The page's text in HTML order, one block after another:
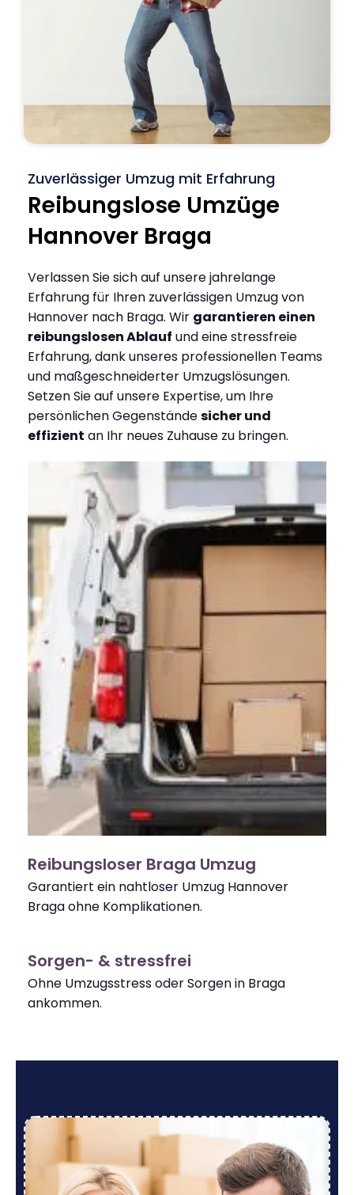
Zuverlässiger Umzug mit Erfahrung
Reibungslose Umzüge
Hannover Braga
Verlassen Sie sich auf unsere jahrelange
Erfahrung für Ihren zuverlässigen Umzug von
Hannover nach Braga. Wir garantieren einen
reibungslosen Ablauf und eine stressfreie
Erfahrung, dank unseres professionellen Teams
und maßgeschneiderter Umzugslösungen.
Setzen Sie auf unsere Expertise, um Ihre
persönlichen Gegenständesicher und
effizient an Ihr neues Zuhause zu bringen.
Reibungsloser Braga Umzug
Garantiert ein nahtloser Umzug Hannover
Braga ohne Komplikationen.
Sorgen- & stressfrei
Ohne Umzugsstress oder Sorgen in Braga
ankommen.